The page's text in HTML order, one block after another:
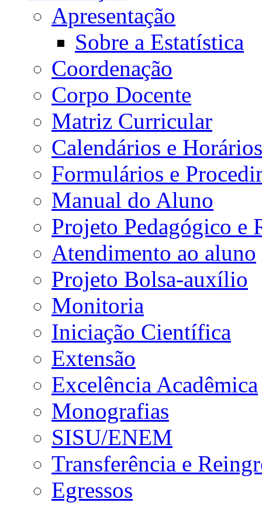
Apresentação
Sobre a Estatística
Coordenação
Corpo Docente
Matriz Curricular
Calendários e Horários
Formulários e
Manual do Aluno
Projeto Pedagógico e
Atendimento ao aluno
Projeto Bolsa-auxílio
Monitoria
Iniciação Científica
Extensão
Excelência Acadêmica
Monografias
SISU/ENEM
Transferência e
Egressos